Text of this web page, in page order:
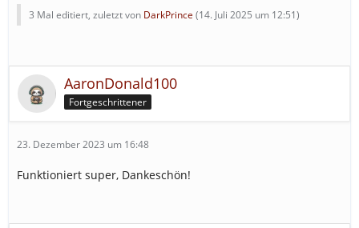
3 Mal editiert, zuletzt von DarkPrince (14. Juli 2025 um 12:51)
AaronDonald100
Fortgeschrittener
23. Dezember 2023 um 16:48
Funktioniert super, Dankeschön!